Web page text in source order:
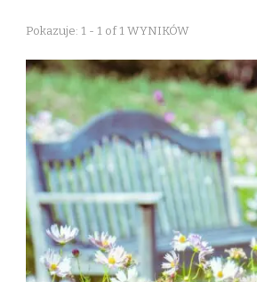
Pokazuje: 1 - 1 of 1 WYNIKÓW